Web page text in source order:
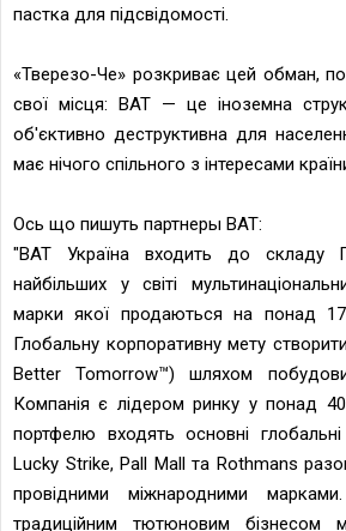
пастка для підсвідомості.
«Тверезо-Че» розкриває цей обман,
свої місця: ВАТ — це іноземна
об'єктивно деструктивна для
має нічого спільного з інтересами
Ось що пишуть партнеры ВАТ:
"BAT Україна входить до складу
найбільших у світі
марки якої продаються на понад
Глобальну корпоративну мету
Better Tomorrow™) шляхом
Компанія є лідером ринку у понад
портфелю входять основні
Lucky Strike, Pall Mall та Rothmans
провідними міжнародними
традиційним тютюновим бізнесом